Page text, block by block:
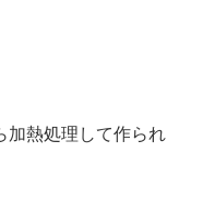
加熱処理して作られ